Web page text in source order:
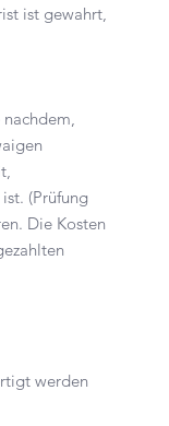
ist gewahrt,
(Prüfung
Die Kosten
werden